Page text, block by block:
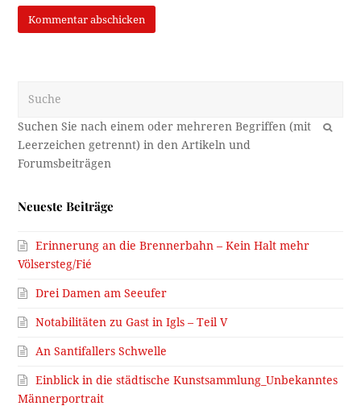
OK
Neueste Beiträge
Erinnerung an die Brennerbahn – Kein Halt mehr
Völsersteg/Fié
Drei Damen am Seeufer
Notabilitäten zu Gast in Igls – Teil V
An Santifallers Schwelle
Einblick in die städtische Kunstsammlung_Unbekanntes
Männerportrait